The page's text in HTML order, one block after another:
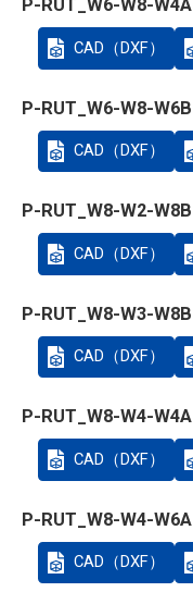
P-RUT_W6-W8-W4A
CAD（DXF）
P-RUT_W6-W8-W6B
CAD（DXF）
P-RUT_W8-W2-W8B
CAD（DXF）
P-RUT_W8-W3-W8B
CAD（DXF）
P-RUT_W8-W4-W4A
CAD（DXF）
P-RUT_W8-W4-W6A
CAD（DXF）